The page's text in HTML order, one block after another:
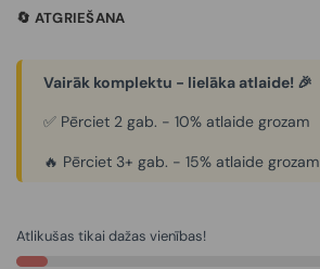
🔄 ATGRIEŠANA
Vairāk komplektu - lielāka atlaide! 🎉
✅ Pērciet 2 gab. - 10% atlaide grozam
🔥 Pērciet 3+ gab. - 15% atlaide grozam
Atlikušas tikai dažas vienības!